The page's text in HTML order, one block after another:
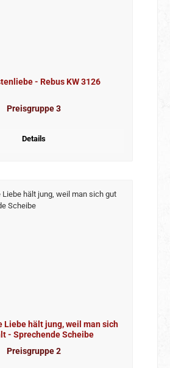
- Rebus KW 3126
Preisgruppe 3
Details
Liebe hält jung, weil man sich
- Sprechende Scheibe
Preisgruppe 2